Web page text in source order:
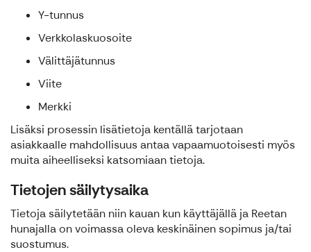
Y-tunnus
Verkkolaskuosoite
Välittäjätunnus
Viite
Merkki
Lisäksi prosessin lisätietoja kentällä tarjotaan
asiakkaalle mahdollisuus antaa vapaamuotoisesti myös
muita aiheelliseksi katsomiaan tietoja.
Tietojen säilytysaika
Tietoja säilytetään niin kauan kun käyttäjällä ja Reetan
hunajalla on voimassa oleva keskinäinen sopimus ja/tai
suostumus.